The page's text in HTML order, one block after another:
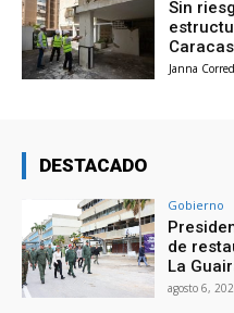
Sin
Caracas
Janna
DESTACADO
Gobierno
de
La
agosto 6,